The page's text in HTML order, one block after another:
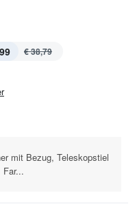
€ 38,79
mit Bezug, Teleskopstiel